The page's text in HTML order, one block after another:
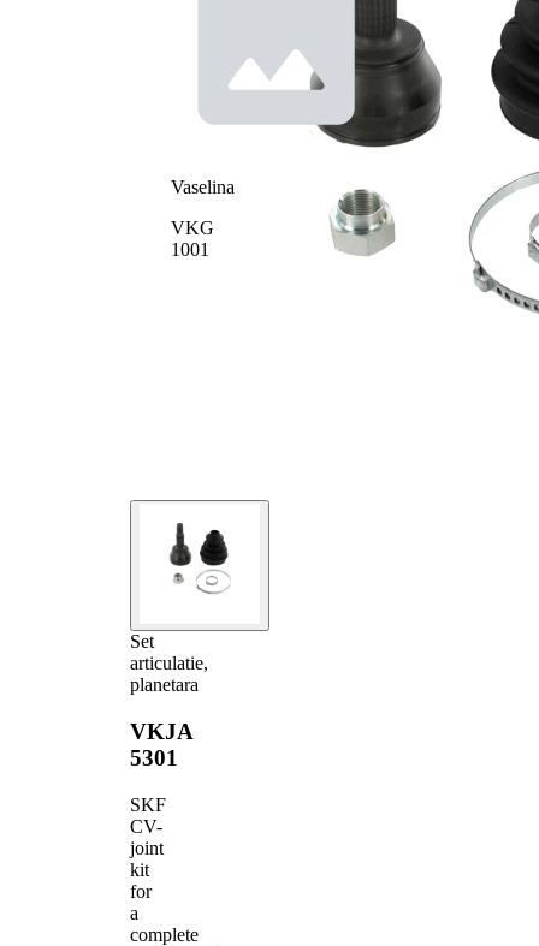
Set
articulatie,
planetara
VKJA
5301
SKF
CV-
joint
kit
for
a
complete
56,6
mm
Vaselina
VKG
1001